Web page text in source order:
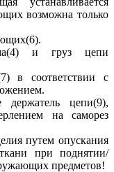
возможна только
и груз цепи
в соответствии с
держатель цепи(9),
на саморез
путем опускания
при поднятии/
предметов!